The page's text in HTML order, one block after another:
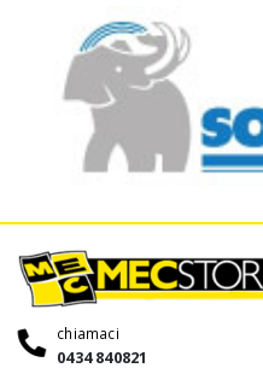
chiamaci
0434 840821